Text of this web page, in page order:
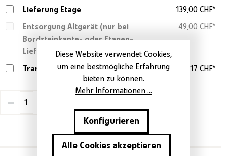
Lieferung Etage 139,00 CHF*
Entsorgung Altgerät (nur bei
Bordsteinkante- oder Etagen-
Lieferung)
49,00 CHF*
Transportversicherung 2.0% 57,17 CHF*
Produkt Anzahl: Gib den gewünschten Wert
Diese Website verwendet Cookies,
um eine bestmögliche Erfahrung
bieten zu können.
Mehr Informationen ...
Konfigurieren
Alle Cookies akzeptieren